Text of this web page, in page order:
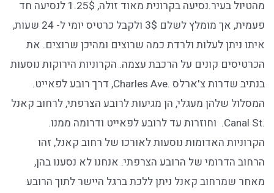
מהטיול בעיר.נסיעה בקרונית מאוד זולה, 1.25$ לנסיעה חד
פעמית, אך מומלץ לשלם 3$ ולקבל כרטיס יומי ל- 24 שעות,
איתו ניתן לעלות ולרדת כמה שרוצים ומהיכן שרוצים. את
הכרטיסים קונים על הרכבת עצמה. הקרוניות הירוקות נוסעות
בנתיב שדרות צ'ארלס .Charles Ave, דרך רובע לפאייט.
המסלול שלהן מעגלי, הן מגיעות לרובע הצרפתי, לרחוב קאנל
.Canal St. וחוזרות עד לרובע לפאייט ודרומה ממנו.
הקרוניות האדומות נוסעות לאורכו של רחוב קאנל, זהו
הרחוב הדרומי של הרובע הצרפתי. אנחנו לא נסענו בהן,
מאחר שמרחוב קאנל ניתן ללכת ברגל היישר לתוך הרובע